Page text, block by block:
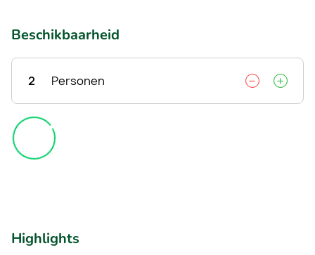
Beschikbaarheid
2 Personen
Highlights